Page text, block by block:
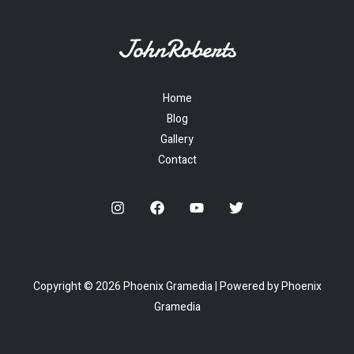
Home
Blog
Gallery
Contact
Copyright © 2026 Phoenix Gramedia | Powered by Phoenix
Gramedia